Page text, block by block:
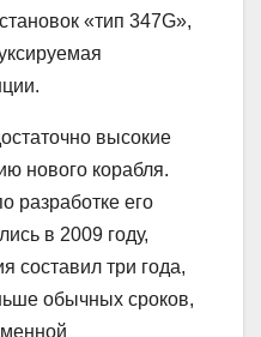
«тип 347G»,
высокие
нового корабля.
разработке его
в 2009 году,
составил три года,
обычных сроков,